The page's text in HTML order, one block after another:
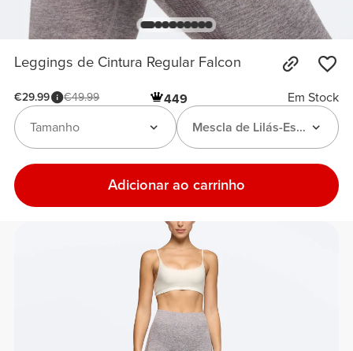
Leggings de Cintura Regular Falcon
€29.99 €49.99 449
Em Stock
Mescla de Lilás-Escuro
Tamanho
Adicionar ao carrinho